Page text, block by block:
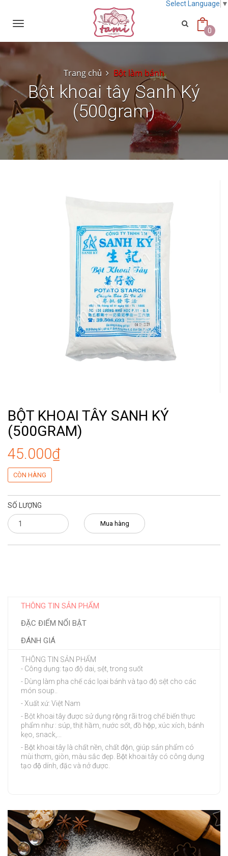
Select Language ▼
0
Toggle
Trang chủ Bột làm bánh
Bột khoai tây Sanh Ký
(500gram)
BỘT KHOAI TÂY SANH KÝ
(500GRAM)
45.000₫
CÒN HÀNG
SỐ LƯỢNG
Mua hàng
THÔNG TIN SẢN PHẨM
ĐẶC ĐIỂM NỔI BẬT
ĐÁNH GIÁ
THÔNG TIN SẢN PHẨM
- Công dụng: tạo độ dai, sệt, trong suốt
- Dùng làm pha chế các lọai bánh và tạo độ sệt cho các
món soup..
- Xuất xứ: Việt Nam
- Bột khoai tây được sử dụng rộng rãi trog chế biến thực
phẩm như : súp, thịt hầm, nước sốt, đồ hộp, xúc xích, bánh
kẹo, snack,...
- Bột khoai tây là chất nền, chất độn, giúp sản phẩm có
mùi thơm, giòn, màu sắc đẹp. Bột khoai tây có công dụng
tạo độ dính, đặc và nở được.